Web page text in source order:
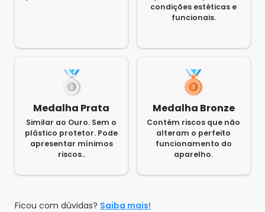
condições estéticas e
funcionais.
Medalha Prata
Similar ao Ouro. Sem o
plástico protetor. Pode
apresentar mínimos
riscos..
Medalha Bronze
Contém riscos que não
alteram o perfeito
funcionamento do
aparelho.
Ficou com dúvidas? Saiba mais!